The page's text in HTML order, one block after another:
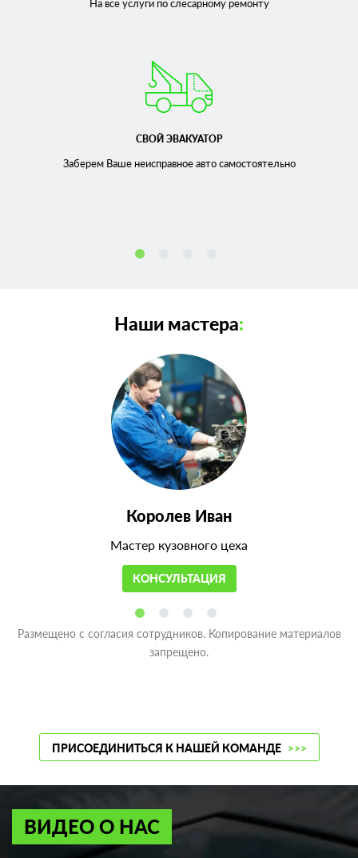
На все услуги по слесарномуремонту
СВОЙ ЭВАКУАТОР
Заберем Ваше неисправноеавто самостоятельно
Наши мастера:
Королев Иван
Мастер кузовного цеха
КОНСУЛЬТАЦИЯ
Размещено с согласия сотрудников. Копирование материалов
запрещено.
ПРИСОЕДИНИТЬСЯ К НАШЕЙ КОМАНДЕ >>>
ВИДЕО О НАС